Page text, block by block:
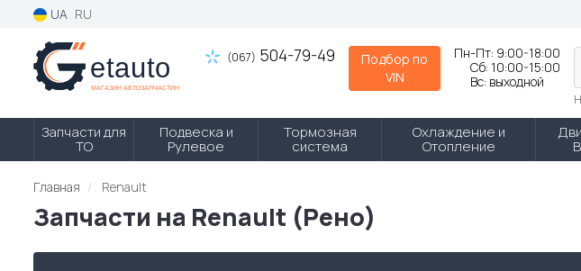
UA RU
(067) 504-79-49
Подбор по
VIN
Пн-Пт: 9:00-18:00
Сб: 10:00-15:00
Вс: выходной
Запчасти для
ТО
Подвеска и
Рулевое
Тормозная
система
Охлаждение и
Отопление
Главная Renault
Запчасти на Renault (Рено)